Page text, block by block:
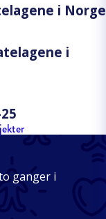
i Norge
i
ganger i